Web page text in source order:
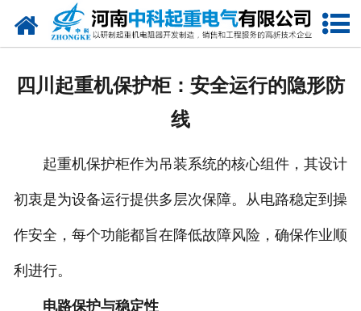
网站首页
公司风采
四川起重机保护柜：安全运行的隐形防
线
起重机保护柜作为吊装系统的核心组件，其设计
初衷是为设备运行提供多层次保障。从电路稳定到操
作安全，每个功能都旨在降低故障风险，确保作业顺
利进行。
电路保护与稳定性